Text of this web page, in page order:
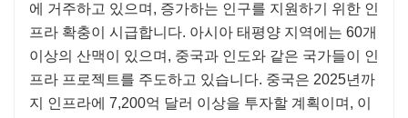
에 거주하고 있으며, 증가하는 인구를 지원하기 위한 인
프라 확충이 시급합니다. 아시아 태평양 지역에는 60개
이상의 산맥이 있으며, 중국과 인도와 같은 국가들이 인
프라 프로젝트를 주도하고 있습니다. 중국은 2025년까
지 인프라에 7,200억 달러 이상을 투자할 계획이며, 이